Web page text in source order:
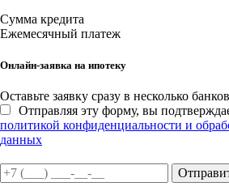
Сумма кредита
Ежемесячный платеж
Онлайн-заявка на ипотеку
Оставьте заявку сразу в несколько
Отправляя эту форму, вы
политикой конфиденциальности и
данных